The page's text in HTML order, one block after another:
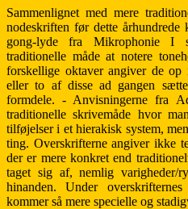
Sammenlignet med mere
nodeskriften før dette århundrede
gong-lyde fra Mikrophonie I
traditionelle måde at notere
forskellige oktaver angiver de
eller to af disse ad gangen
formdele. - Anvisningerne fra
traditionelle skrivemåde hvor
tilføjelser i et hierakisk system,
ting. Overskrifterne angiver ikke
der er mere konkret end
taget sig af, nemlig varigheder/
hinanden. Under
kommer så mere specielle og